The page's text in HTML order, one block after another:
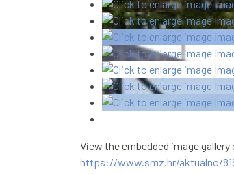
View the embedded image gallery
https://www.smz.hr/aktualno/